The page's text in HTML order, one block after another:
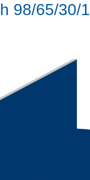
98/65/30/